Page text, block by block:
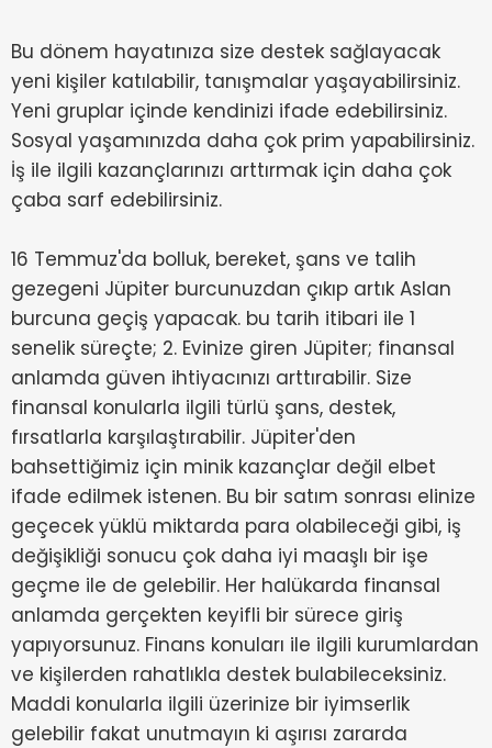
Bu dönem hayatınıza size destek sağlayacak
yeni kişiler katılabilir, tanışmalar yaşayabilirsiniz.
Yeni gruplar içinde kendinizi ifade edebilirsiniz.
Sosyal yaşamınızda daha çok prim yapabilirsiniz.
İş ile ilgili kazançlarınızı arttırmak için daha çok
çaba sarf edebilirsiniz.
16 Temmuz'da bolluk, bereket, şans ve talih
gezegeni Jüpiter burcunuzdan çıkıp artık Aslan
burcuna geçiş yapacak. bu tarih itibari ile 1
senelik süreçte; 2. Evinize giren Jüpiter; finansal
anlamda güven ihtiyacınızı arttırabilir. Size
finansal konularla ilgili türlü şans, destek,
fırsatlarla karşılaştırabilir. Jüpiter'den
bahsettiğimiz için minik kazançlar değil elbet
ifade edilmek istenen. Bu bir satım sonrası elinize
geçecek yüklü miktarda para olabileceği gibi, iş
değişikliği sonucu çok daha iyi maaşlı bir işe
geçme ile de gelebilir. Her halükarda finansal
anlamda gerçekten keyifli bir sürece giriş
yapıyorsunuz. Finans konuları ile ilgili kurumlardan
ve kişilerden rahatlıkla destek bulabileceksiniz.
Maddi konularla ilgili üzerinize bir iyimserlik
gelebilir fakat unutmayın ki aşırısı zararda